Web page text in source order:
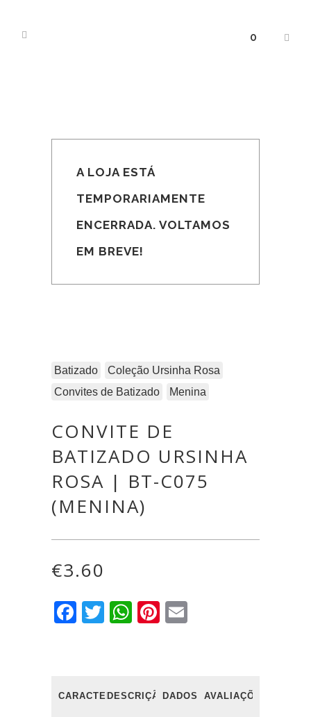
0
A LOJA ESTÁ
TEMPORARIAMENTE
ENCERRADA. VOLTAMOS
EM BREVE!
Batizado
Coleção Ursinha Rosa
Convites de Batizado
Menina
CONVITE DE
BATIZADO URSINHA
ROSA | BT-C075
(MENINA)
€3.60
Facebook
TwitterWhatsApp
Pinterest
CARACTERÍSTICAS
DESCRIÇÃODADOS AVALIAÇÕES